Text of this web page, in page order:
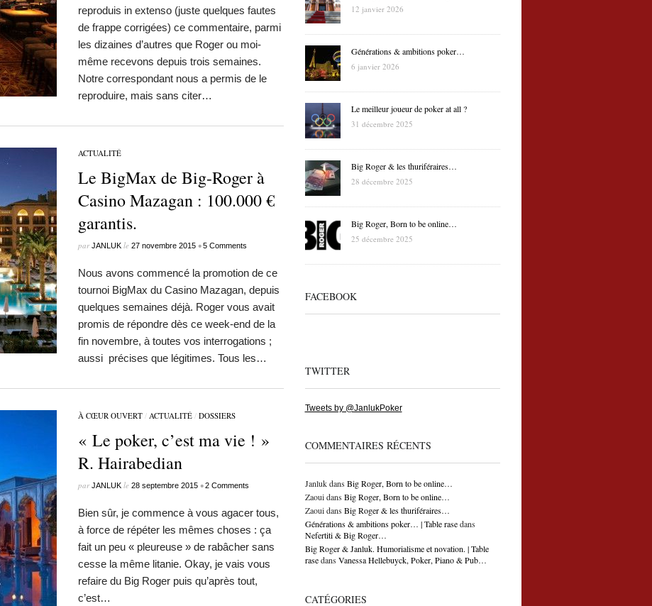
reproduis in extenso (juste quelques fautes
de frappe corrigées) ce commentaire, parmi
les dizaines d’autres que Roger ou moi-
même recevons depuis trois semaines.
Notre correspondant nous a permis de le
reproduire, mais sans citer…
ACTUALITÉ
Le BigMax de Big-Roger à
Casino Mazagan : 100.000 €
garantis.
parJANLUKle 27 novembre 2015 •5 Comments
Nous avons commencé la promotion de ce
tournoi BigMax du Casino Mazagan, depuis
quelques semaines déjà. Roger vous avait
promis de répondre dès ce week-end de la
fin novembre, à toutes vos interrogations ;
aussi précises que légitimes. Tous les…
À CŒUR OUVERT/ ACTUALITÉ/ DOSSIERS
« Le poker, c’est ma vie ! »
R. Hairabedian
parJANLUKle 28 septembre 2015 •2 Comments
Bien sûr, je commence à vous agacer tous,
à force de répéter les mêmes choses : ça
fait un peu « pleureuse » de rabâcher sans
cesse la même litanie. Okay, je vais vous
refaire du Big Roger puis qu’après tout,
c’est…
12 janvier 2026
Générations & ambitions poker…
6 janvier 2026
Le meilleur joueur de poker at all ?
31 décembre 2025
Big Roger & les thuriféraires…
28 décembre 2025
Big Roger, Born to be online…
25 décembre 2025
FACEBOOK
TWITTER
Tweets by @JanlukPoker
COMMENTAIRES RÉCENTS
Janlukdans Big Roger, Born to be online…
Zaouidans Big Roger, Born to be online…
Zaouidans Big Roger & les thuriféraires…
Générations & ambitions poker… | Table rasedans
Nefertiti & Big Roger…
Big Roger & Janluk. Humorialisme et novation. | Table
rasedans Vanessa Hellebuyck, Poker, Piano & Pub…
CATÉGORIES